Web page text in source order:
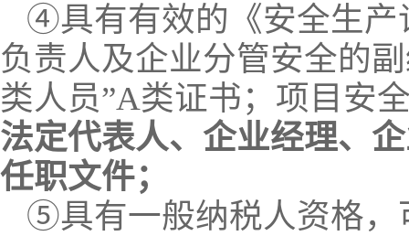
④具有有效的《安全生产
负责人及企业分管安全的
类人员”A类证书；项目安
法定代表人、企业经理、
任职文件；
⑤具有一般纳税人资格，